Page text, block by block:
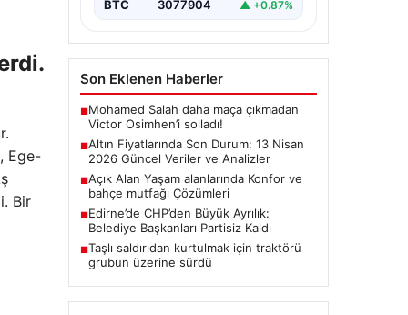
Ege-
Bir
BTC 3077904 ▲ +0.87%
Son Eklenen Haberler
■Mohamed Salah daha maça çıkmadan
Victor Osimhen’i solladı!
■Altın Fiyatlarında Son Durum: 13 Nisan
2026 Güncel Veriler ve Analizler
■Açık Alan Yaşam alanlarında Konfor ve
bahçe mutfağı Çözümleri
■Edirne’de CHP’den Büyük Ayrılık:
Belediye Başkanları Partisiz Kaldı
■Taşlı saldırıdan kurtulmak için traktörü
grubun üzerine sürdü